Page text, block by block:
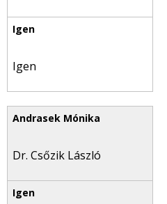
Igen
Dr. Csőzik László